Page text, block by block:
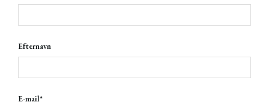
Efternavn
E-mail*